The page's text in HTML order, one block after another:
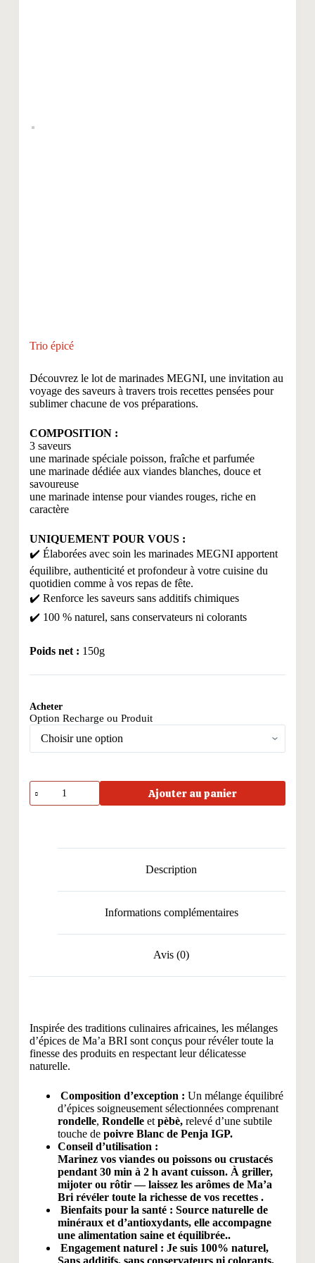
Trio épicé
Découvrez le lot de marinades MEGNI, une invitation au
voyage des saveurs à travers trois recettes pensées pour
sublimer chacune de vos préparations.
COMPOSITION :
3 saveurs
une marinade spéciale poisson, fraîche et parfumée
une marinade dédiée aux viandes blanches, douce et
savoureuse
une marinade intense pour viandes rouges, riche en
caractère
UNIQUEMENT POUR VOUS :
✔️ Élaborées avec soin les marinades MEGNI apportent
équilibre, authenticité et profondeur à votre cuisine du
quotidien comme à vos repas de fête.
✔️ Renforce les saveurs sans additifs chimiques
✔️ 100 % naturel, sans conservateurs ni colorants
Poids net : 150g
Acheter
Option Recharge ou Produit
quantité
de
Ajouter au panier
Description
Informations complémentaires
Avis (0)
Inspirée des traditions culinaires africaines, les mélanges
d’épices de Ma’a BRI sont conçus pour révéler toute la
finesse des produits en respectant leur délicatesse
naturelle.
Composition d’exception : Un mélange équilibré
d’épices soigneusement sélectionnées comprenant
rondelle, Rondelle et pèbè,relevé d’une subtile
touche de poivre Blanc de Penja IGP.
Conseil d’utilisation :
Marinez vos viandes ou poissons ou crustacés
pendant 30 min à 2 h avant cuisson. À griller,
mijoter ou rôtir — laissez les arômes de Ma’a
Bri révéler toute la richesse de vos recettes .
Bienfaits pour la santé : Source naturelle de
minéraux et d’antioxydants, elle accompagne
une alimentation saine et équilibrée..
Engagement naturel : Je suis 100% naturel,